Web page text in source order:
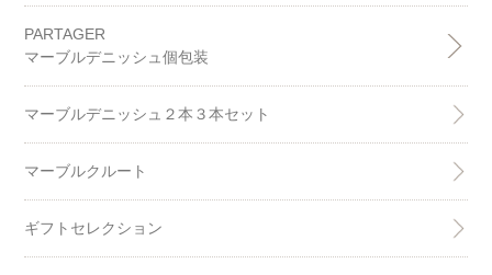
PARTAGER
マーブルデニッシュ個包装
マーブルデニッシュ２本３本セット
マーブルクルート
ギフトセレクション